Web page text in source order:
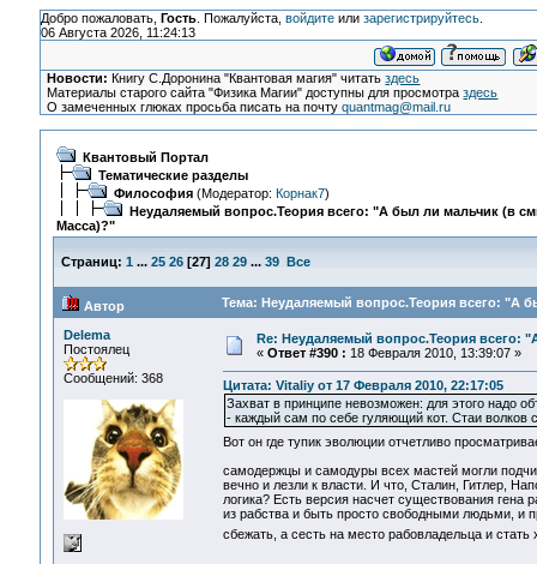
Добро пожаловать, Гость. Пожалуйста, войдитеили зарегистрируйтесь.
06 Августа 2026, 11:24:13
Новости: Книгу С.Доронина "Квантовая магия" читатьздесь
Материалы старого сайта "Физика Магии" доступны для просмотраздесь
О замеченных глюках просьба писать на почтуquantmag@mail.ru
Квантовый Портал
Тематические разделы
Философия(Модератор: Корнак7)
Неудаляемый вопрос.Теория всего: "А был ли мальчик (в
Масса)?"
Страниц: 1 ... 25 26[27] 28 29 ... 39 Все
Автор Тема: Неудаляемый вопрос.Теория всего: "А
Delema
Постоялец
Сообщений: 368
Re: Неудаляемый вопрос.Теория всего:
« Ответ #390 : 18 Февраля 2010, 13:39:07 »
Цитата: Vitaliy от 17 Февраля 2010, 22:17:05
Захват в принципе невозможен: для этого надо
- каждый сам по себе гуляющий кот. Стаи волков
Вот он где тупик эволюции отчетливо
самодержцы и самодуры всех мастей могли
вечно и лезли к власти. И что, Сталин, Гитлер,
логика? Есть версия насчет существования гена
из рабства и быть просто свободными людьми, и
сбежать, а сесть на место рабовладельца и